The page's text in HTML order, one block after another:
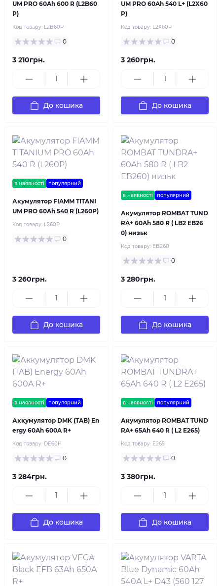
UM PRO 60Ah 600 R (L2B60
P)
Код товару: L2B60P
0
3 210грн.
До кошика
UM PRO 60Ah 540 L+ (L2X60
P)
Код товару: L2X60P
0
3 260грн.
До кошика
в наявності популярний
Акумулятор FIAMM TITANI
UM PRO 60Ah 540 R (L260P)
Код товару: L260P
0
3 260грн.
До кошика
в наявності популярний
Акумулятор ROMBAT TUND
RA+ 60Ah 580 R ( LB2 EB26
0) низьк
Код товару: EB260
0
3 280грн.
До кошика
в наявності популярний
Аккумулятор DMK (TAB) En
ergy 60Ah 600A R+
Код товару: DE60H
0
3 284грн.
До кошика
в наявності популярний
Акумулятор ROMBAT TUND
RA+ 65Ah 640 R ( L2 E265)
Код товару: E265
0
3 380грн.
До кошика